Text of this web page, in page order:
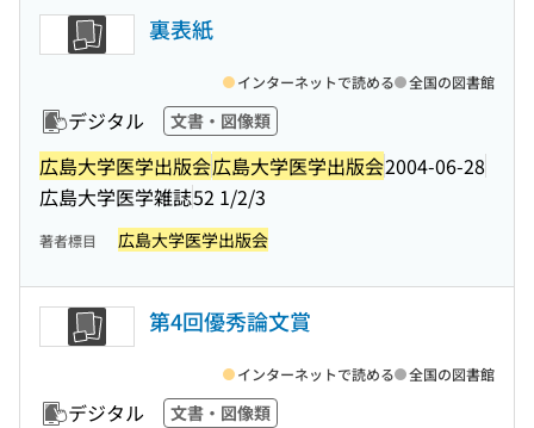
裏表紙
デジタル 文書・図像類
広島大学医学出版会広島大学医学出版会2004-06-28
広島大学医学雑誌52 1/2/3
インターネットで読める 全国の図書館
著者標目 広島大学医学出版会
第4回優秀論文賞
デジタル 文書・図像類
インターネットで読める 全国の図書館